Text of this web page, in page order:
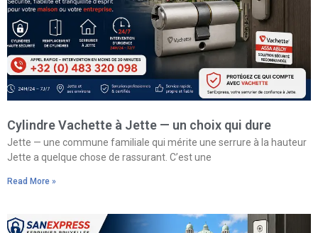
Cylindre Vachette à Jette — un choix qui dure
Jette — une commune familiale qui mérite une serrure à la hauteur
Jette a quelque chose de rassurant. C’est une
Read More »